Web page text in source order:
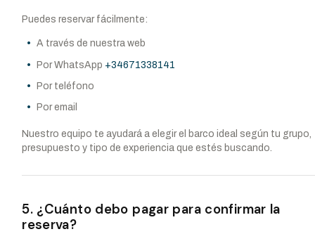
Puedes reservar fácilmente:
A través de nuestra web
Por WhatsApp +34671338141
Por teléfono
Por email
Nuestro equipo te ayudará a elegir el barco ideal según tu grupo,
presupuesto y tipo de experiencia que estés buscando.
5. ¿Cuánto debo pagar para confirmar la
reserva?